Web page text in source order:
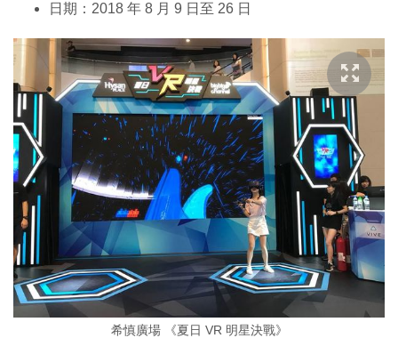
日期：2018 年 8 月 9 日至 26 日
希慎廣場 《夏日 VR 明星決戰》